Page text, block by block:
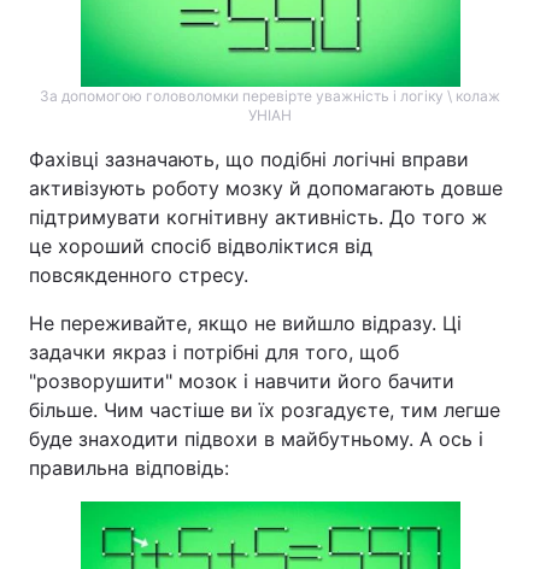
За допомогою головоломки перевірте уважність і логіку \ колаж
УНІАН
Фахівці зазначають, що подібні логічні вправи
активізують роботу мозку й допомагають довше
підтримувати когнітивну активність. До того ж
це хороший спосіб відволіктися від
повсякденного стресу.
Не переживайте, якщо не вийшло відразу. Ці
задачки якраз і потрібні для того, щоб
"розворушити" мозок і навчити його бачити
більше. Чим частіше ви їх розгадуєте, тим легше
буде знаходити підвохи в майбутньому. А ось і
правильна відповідь: